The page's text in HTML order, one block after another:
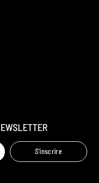
S'inscrire